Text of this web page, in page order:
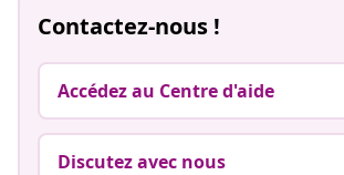
Contactez-nous !
Accédez au Centre d'aide
Discutez avec nous